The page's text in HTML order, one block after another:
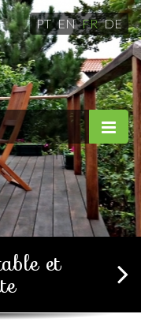
PT EN FR DE
et